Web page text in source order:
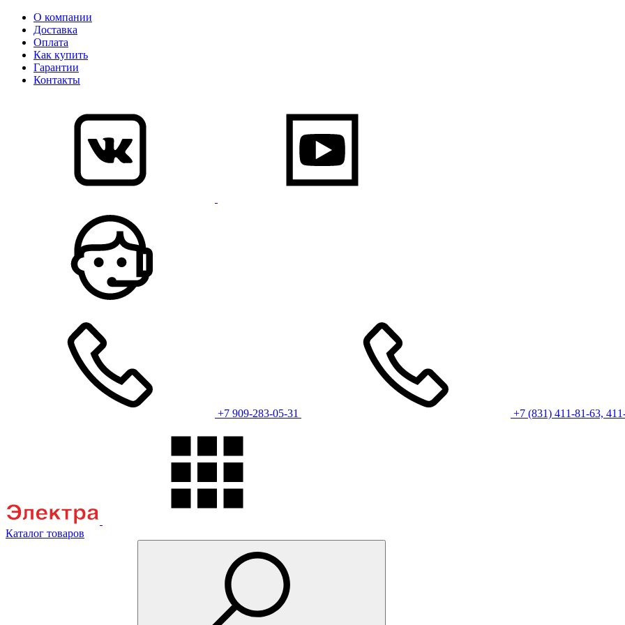
О компании
Доставка
Оплата
Как купить
Гарантии
Контакты
+7 909-283-05-31 +7 (831) 411-81-63,
Каталог товаров